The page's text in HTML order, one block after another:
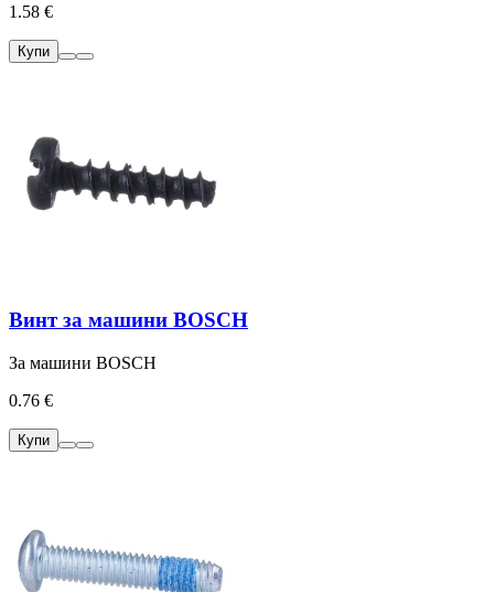
1.58 €
Купи
Винт за машини BOSCH
За машини BOSCH
0.76 €
Купи